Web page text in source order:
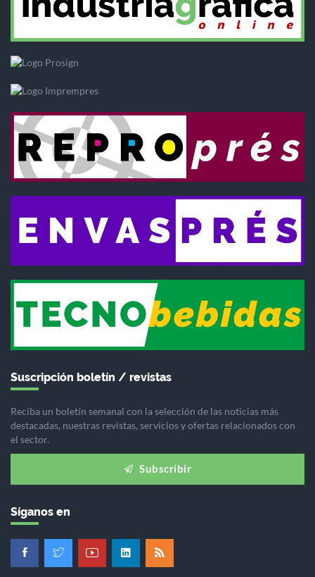
Suscripción boletín / revistas
Reciba un boletín semanal con la selección de las noticias más
destacadas, nuestras revistas, servicios y ofertas relacionados con
el sector.
Subscribir
Síganos en